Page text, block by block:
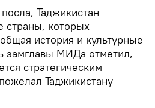
Таджикистан
страны, которых
история и культурные
замглавы МИДа отметил,
стратегическим
Таджикистану